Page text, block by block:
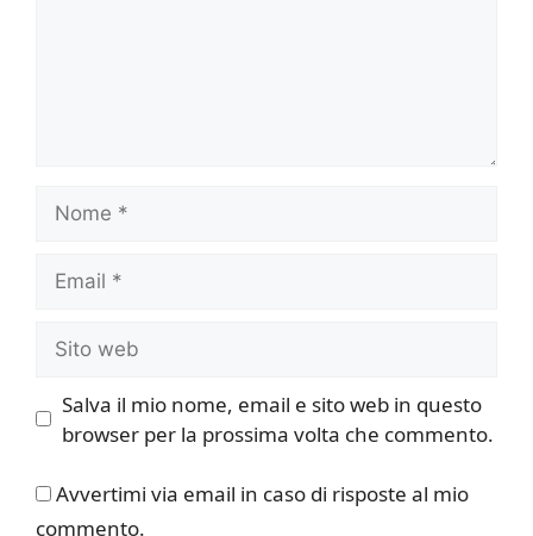
web
Salva il mio nome, email e sito web in questo
browser per la prossima volta che commento.
Avvertimi via email in caso di risposte al mio
commento.